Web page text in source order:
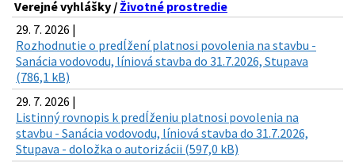
Verejné vyhlášky / Životné prostredie
29. 7. 2026 |
Rozhodnutie o predĺžení platnosi povolenia na stavbu -
Sanácia vodovodu, líniová stavba do 31.7.2026, Stupava
(786,1 kB)
29. 7. 2026 |
Listinný rovnopis k predĺženiu platnosi povolenia na
stavbu - Sanácia vodovodu, líniová stavba do 31.7.2026,
Stupava - doložka o autorizácii (597,0 kB)